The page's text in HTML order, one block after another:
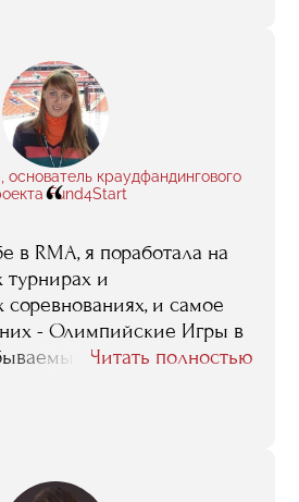
представление о
о
Теперь,
могу делать расчеты,
В общем, моя
менеджера после
повысилась. И теперь я
весьма уверенно.
было.
краудфандингового
Fund4Start
“
в RMA, я поработала на
турнирах и
и самое
- Олимпийские Игры в
опыт».
Читать полностью